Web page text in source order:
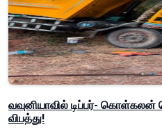
வவுனியாவில் டிப்பர்- கொள்கலன்
விபத்து!